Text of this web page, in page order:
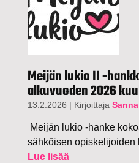
Meijän lukio II -
alkuvuoden 2026
13.2.2026 | Kirjoittaja
Meijän lukio -hanke
sähköisen opiskelijoiden
Lue lisää